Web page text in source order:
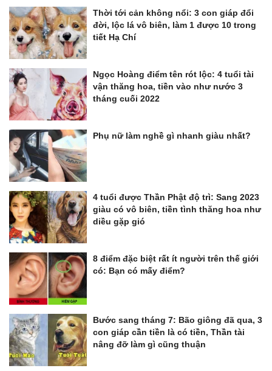
Thời tới cản không nổi: 3 con giáp đổi
đời, lộc lá vô biên, làm 1 được 10 trong
tiết Hạ Chí
Ngọc Hoàng điểm tên rót lộc: 4 tuổi tài
vận thăng hoa, tiền vào như nước 3
tháng cuối 2022
Phụ nữ làm nghề gì nhanh giàu nhất?
4 tuổi được Thần Phật độ trì: Sang 2023
giàu có vô biên, tiền tình thăng hoa như
diều gặp gió
8 điểm đặc biệt rất ít người trên thế giới
có: Bạn có mấy điểm?
Bước sang tháng 7: Bão giông đã qua, 3
con giáp cần tiền là có tiền, Thần tài
nâng đỡ làm gì cũng thuận